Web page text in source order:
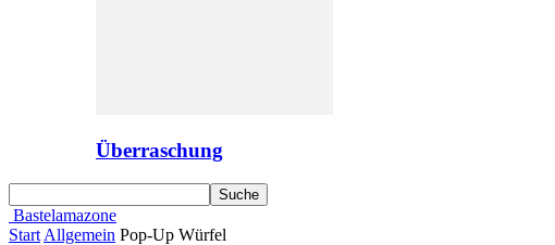
Überraschung
Bastelamazone
Start Allgemein Pop-Up Würfel